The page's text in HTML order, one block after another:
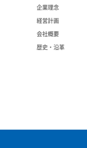
企業理念
経営計画
会社概要
歴史・沿革